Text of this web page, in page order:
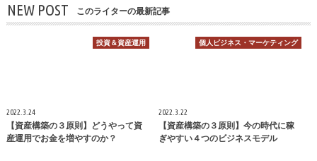
NEW POST このライターの最新記事
投資＆資産運用
2022.3.24
【資産構築の３原則】どうやって資
産運用でお金を増やすのか？
個人ビジネス・マーケティング
2022.3.22
【資産構築の３原則】今の時代に稼
ぎやすい４つのビジネスモデル